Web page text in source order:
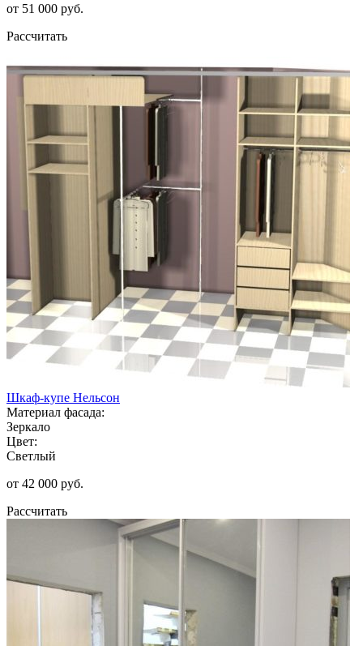
от 51 000 руб.
Рассчитать
Шкаф-купе Нельсон
Материал фасада:
Зеркало
Цвет:
Светлый
от 42 000 руб.
Рассчитать